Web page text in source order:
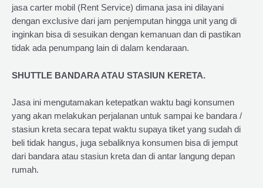
jasa carter mobil (Rent Service) dimana jasa ini dilayani
dengan exclusive dari jam penjemputan hingga unit yang di
inginkan bisa di sesuikan dengan kemanuan dan di pastikan
tidak ada penumpang lain di dalam kendaraan.
SHUTTLE BANDARA ATAU STASIUN KERETA.
Jasa ini mengutamakan ketepatkan waktu bagi konsumen
yang akan melakukan perjalanan untuk sampai ke bandara /
stasiun kreta secara tepat waktu supaya tiket yang sudah di
beli tidak hangus, juga sebaliknya konsumen bisa di jemput
dari bandara atau stasiun kreta dan di antar langung depan
rumah.